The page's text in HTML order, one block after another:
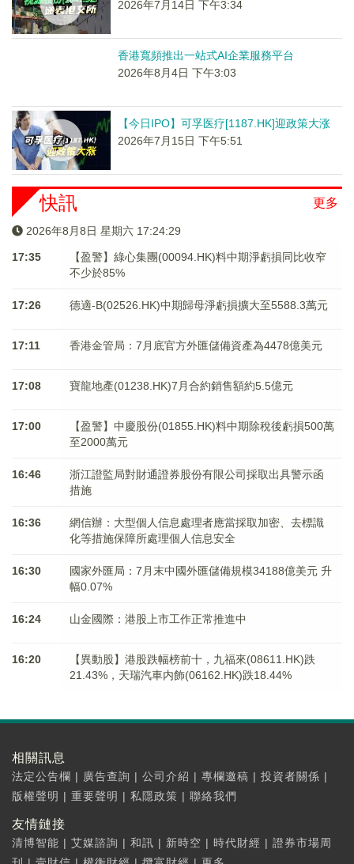
2026年7月14日 下午3:34
香港寬頻推出一站式AI企業服務平台
2026年8月4日 下午3:03
【今日IPO】可孚医疗[1187.HK]迎政策大涨
2026年7月15日 下午5:51
更多
快訊
2026年8月8日 星期六 17:24:30
17:35
【盈警】綠心集團(00094.HK)料中期淨虧損同比收窄
不少於85%
17:26 德適-B(02526.HK)中期歸母淨虧損擴大至5588.3萬元
17:11 香港金管局：7月底官方外匯儲備資產為4478億美元
17:08 寶龍地產(01238.HK)7月合約銷售額約5.5億元
17:00
【盈警】中慶股份(01855.HK)料中期除稅後虧損500萬
至2000萬元
16:46
浙江證監局對財通證券股份有限公司採取出具警示函
措施
16:36
網信辦：大型個人信息處理者應當採取加密、去標識
化等措施保障所處理個人信息安全
16:30
國家外匯局：7月末中國外匯儲備規模34188億美元 升
幅0.07%
16:24 山金國際：港股上市工作正常推進中
16:20
【異動股】港股跌幅榜前十，九福來(08611.HK)跌
21.43%，天瑞汽車内飾(06162.HK)跌18.44%
相關訊息
法定公告欄 | 廣告查詢 | 公司介紹 | 專欄邀稿 | 投資者關係 |
版權聲明 | 重要聲明 | 私隱政策 | 聯絡我們
友情鏈接
清博智能 | 艾媒諮詢 | 和訊 | 新時空 | 時代財經 | 證券市場周